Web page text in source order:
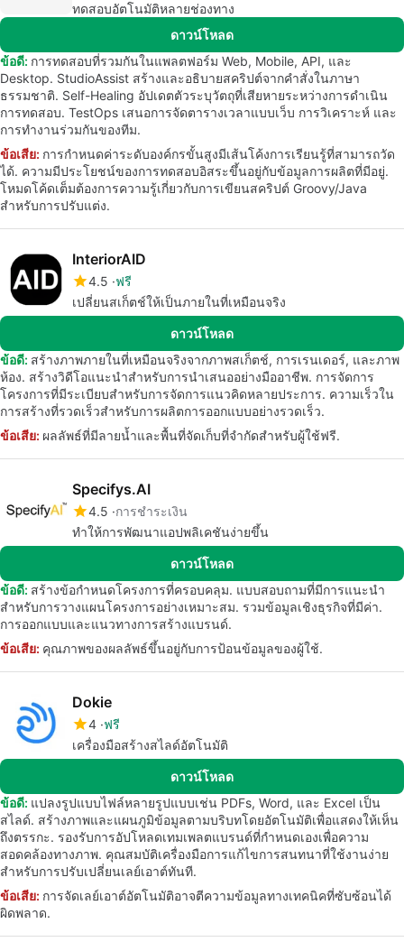
ทดสอบอัตโนมัติหลายช่องทาง
ดาวน์โหลด
ข้อดี: การทดสอบที่รวมกันในแพลตฟอร์ม Web, Mobile, API, และ
Desktop. StudioAssist สร้างและอธิบายสคริปต์จากคำสั่งในภาษา
ธรรมชาติ. Self-Healing อัปเดตตัวระบุวัตถุที่เสียหายระหว่างการดำเนิน
การทดสอบ. TestOps เสนอการจัดตารางเวลาแบบเว็บ การวิเคราะห์ และ
การทำงานร่วมกันของทีม.
ข้อเสีย: การกำหนดค่าระดับองค์กรขั้นสูงมีเส้นโค้งการเรียนรู้ที่สามารถวัด
ได้. ความมีประโยชน์ของการทดสอบอิสระขึ้นอยู่กับข้อมูลการผลิตที่มีอยู่.
โหมดโค้ดเต็มต้องการความรู้เกี่ยวกับการเขียนสคริปต์ Groovy/Java
สำหรับการปรับแต่ง.
InteriorAID
4.5 ฟรี
เปลี่ยนสเก็ตช์ให้เป็นภายในที่เหมือนจริง
ดาวน์โหลด
ข้อดี: สร้างภาพภายในที่เหมือนจริงจากภาพสเก็ตช์, การเรนเดอร์, และภาพ
ห้อง. สร้างวิดีโอแนะนำสำหรับการนำเสนออย่างมืออาชีพ. การจัดการ
โครงการที่มีระเบียบสำหรับการจัดการแนวคิดหลายประการ. ความเร็วใน
การสร้างที่รวดเร็วสำหรับการผลิตการออกแบบอย่างรวดเร็ว.
ข้อเสีย: ผลลัพธ์ที่มีลายน้ำและพื้นที่จัดเก็บที่จำกัดสำหรับผู้ใช้ฟรี.
Specifys.AI
4.5 การชำระเงิน
ทำให้การพัฒนาแอปพลิเคชันง่ายขึ้น
ดาวน์โหลด
ข้อดี: สร้างข้อกำหนดโครงการที่ครอบคลุม. แบบสอบถามที่มีการแนะนำ
สำหรับการวางแผนโครงการอย่างเหมาะสม. รวมข้อมูลเชิงธุรกิจที่มีค่า.
การออกแบบและแนวทางการสร้างแบรนด์.
ข้อเสีย: คุณภาพของผลลัพธ์ขึ้นอยู่กับการป้อนข้อมูลของผู้ใช้.
Dokie
4 ฟรี
เครื่องมือสร้างสไลด์อัตโนมัติ
ดาวน์โหลด
ข้อดี: แปลงรูปแบบไฟล์หลายรูปแบบเช่น PDFs, Word, และ Excel เป็น
สไลด์. สร้างภาพและแผนภูมิข้อมูลตามบริบทโดยอัตโนมัติเพื่อแสดงให้เห็น
ถึงตรรกะ. รองรับการอัปโหลดเทมเพลตแบรนด์ที่กำหนดเองเพื่อความ
สอดคล้องทางภาพ. คุณสมบัติเครื่องมือการแก้ไขการสนทนาที่ใช้งานง่าย
สำหรับการปรับเปลี่ยนเลย์เอาต์ทันที.
ข้อเสีย: การจัดเลย์เอาต์อัตโนมัติอาจตีความข้อมูลทางเทคนิคที่ซับซ้อนได้
ผิดพลาด.